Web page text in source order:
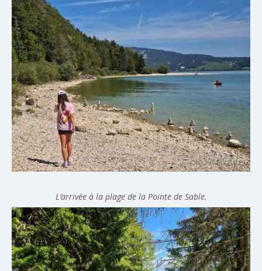
L’arrivée à la plage de la Pointe de Sable.